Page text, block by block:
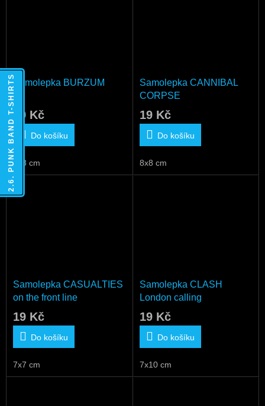
Samolepka BURZUM
19 Kč
Do košíku
8x8 cm
Samolepka CANNIBAL
CORPSE
19 Kč
Do košíku
8x8 cm
Samolepka CASUALTIES
on the front line
19 Kč
Do košíku
7x7 cm
Samolepka CLASH
London calling
19 Kč
Do košíku
7x10 cm
2.6. PUNK BAND T-SHIRTS